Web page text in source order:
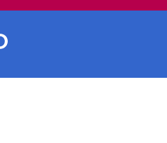
de Colombia
Logo